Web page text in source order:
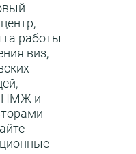
работы
виз,
ПМЖ и